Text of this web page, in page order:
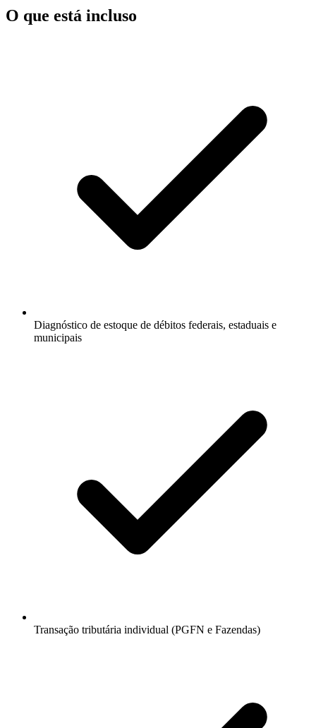
O que está incluso
Diagnóstico de estoque de débitos federais, estaduais e
municipais
Transação tributária individual (PGFN e Fazendas)